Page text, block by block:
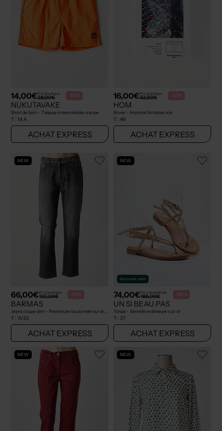
14,00€Prix boutique :
28,00€ -50%
NUKUTAVAKE
Short de bain - Tissage imperméable orange
T : 14 A
ACHAT EXPRESS
16,00€Prix boutique :
32,00€ -50%
HOM
Boxer - Imprimé fantaisie noir
T : 46
ACHAT EXPRESS
NEW
66,00€Prix boutique :
132,00€ -50%
BARMAS
Jeans coupe slim - Fermeture boutonnée sur le devant gris
T : W33
ACHAT EXPRESS
NEW
Seconde main
74,00€Prix neuf estimé :
185,00€ -60%
UN SI BEAU PAS
Tongs - Semelle extérieure cuir or
T : 37
ACHAT EXPRESS
NEW NEW